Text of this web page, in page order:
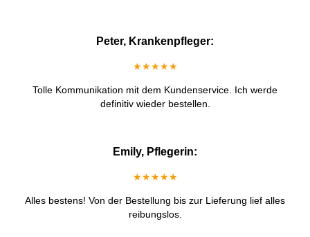
Peter, Krankenpfleger:
★★★★★
Tolle Kommunikation mit dem Kundenservice. Ich werde
definitiv wieder bestellen.
Emily, Pflegerin:
★★★★★
Alles bestens! Von der Bestellung bis zur Lieferung lief alles
reibungslos.